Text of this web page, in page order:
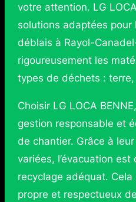
votre attention. LG
solutions adaptées pour
déblais à Rayol-
rigoureusement les
types de déchets : terre,
Choisir LG LOCA
gestion responsable et
de chantier. Grâce à
variées, l’évacuation
recyclage adéquat.
propre et respectueux